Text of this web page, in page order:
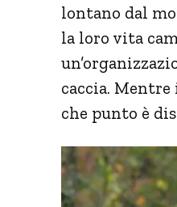
lontano dal
la loro vita
caccia.
che punto è